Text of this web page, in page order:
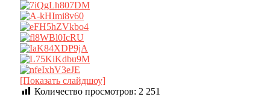
[Показать слайдшоу]
Количество просмотров: 2 251